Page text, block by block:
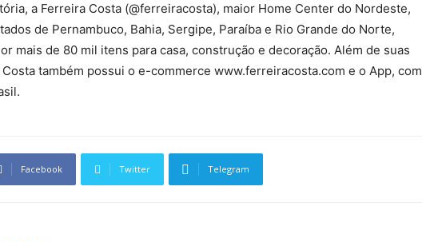
a Ferreira Costa (@ferreiracosta), maior Home Center do Nordeste,
de Pernambuco, Bahia, Sergipe, Paraíba e Rio Grande do Norte,
mais de 80 mil itens para casa, construção e decoração. Além de suas
também possui o e-commerce www.ferreiracosta.com e o App, com
Facebook Twitter Telegram